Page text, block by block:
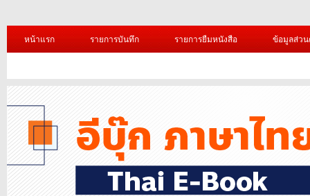
หน้าแรก รายการบันทึก รายการยืมหนังสือ ข้อมูลส่ว